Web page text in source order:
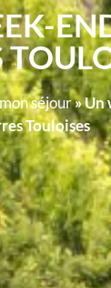
séjour»Un
Touloises